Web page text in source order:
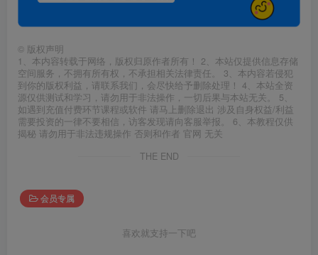
© 版权声明
1、本内容转载于网络，版权归原作者所有！ 2、本站仅提供信息存储
空间服务，不拥有所有权，不承担相关法律责任。 3、本内容若侵犯
到你的版权利益，请联系我们，会尽快给予删除处理！ 4、本站全资
源仅供测试和学习，请勿用于非法操作，一切后果与本站无关。 5、
如遇到充值付费环节课程或软件 请马上删除退出 涉及自身权益/利益
需要投资的一律不要相信，访客发现请向客服举报。 6、本教程仅供
揭秘 请勿用于非法违规操作 否则和作者 官网 无关
THE END
会员专属
喜欢就支持一下吧